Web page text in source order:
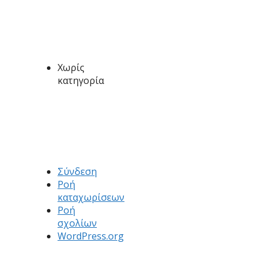
Χωρίς
κατηγορία
Σύνδεση
Ροή
καταχωρίσεων
Ροή
σχολίων
WordPress.org